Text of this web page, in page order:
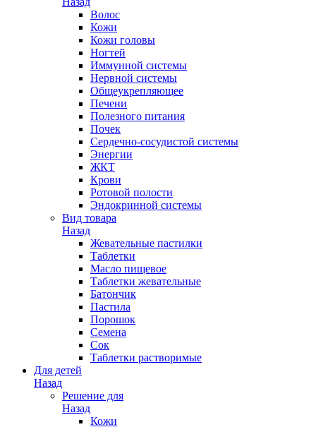
Волос
Кожи
Кожи головы
Ногтей
Иммунной системы
Нервной системы
Общеукрепляющее
Печени
Полезного питания
Почек
Сердечно-сосудистой системы
Энергии
ЖКТ
Крови
Ротовой полости
Эндокринной системы
Вид товара
Назад
Жевательные пастилки
Таблетки
Масло пищевое
Таблетки жевательные
Батончик
Пастила
Порошок
Семена
Сок
Таблетки растворимые
Для детей
Назад
Решение для
Назад
Кожи